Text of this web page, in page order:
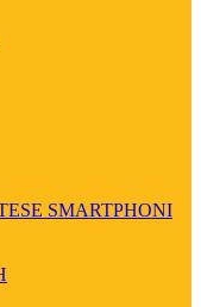
SMARTPHONI